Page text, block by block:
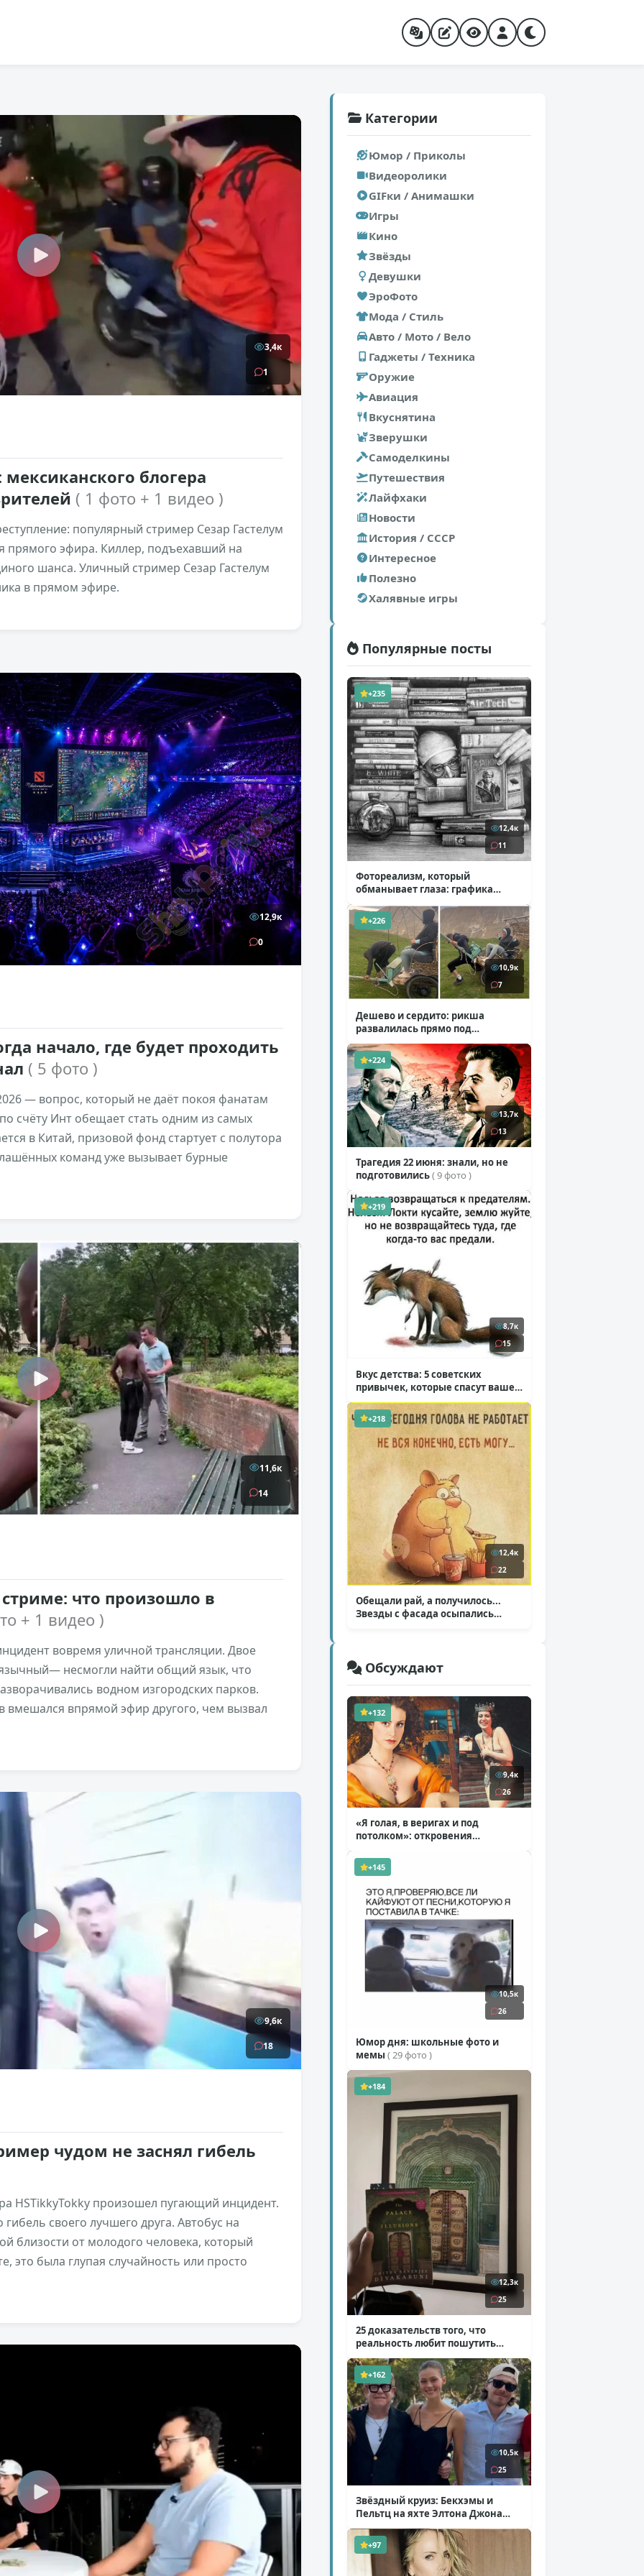
3,4к
1
блогера
( 1 фото + 1 видео )
популярный стример Сезар Гастелум
прямого эфира. Киллер, подъехавший на
шанса. Уличный стример Сезар Гастелум
в прямом эфире.
12,9к
0
начало, где будет проходить
( 5 фото )
— вопрос, который не даёт покоя фанатам
счёту Инт обещает стать одним из самых
в Китай, призовой фонд стартует с полутора
команд уже вызывает бурные
11,6к
14
что произошло в
+ 1 видео )
вовремя уличной трансляции. Двое
несмогли найти общий язык, что
водном изгородских парков.
вмешался впрямой эфир другого, чем вызвал
9,6к
18
чудом не заснял гибель
HSTikkyTokky произошел пугающий инцидент.
своего лучшего друга. Автобус на
близости от молодого человека, который
это была глупая случайность или просто
Категории
Юмор / Приколы
Видеоролики
GIFки / Анимашки
Игры
Кино
Звёзды
Девушки
ЭроФото
Мода / Стиль
Авто / Мото / Вело
Гаджеты / Техника
Оружие
Авиация
Вкуснятина
Зверушки
Самоделкины
Путешествия
Лайфхаки
Новости
История / СССР
Интересное
Полезно
Халявные игры
Популярные посты
+235
12,4к
11
Фотореализм, который
обманывает глаза: графика
+226
10,9к
7
Дешево и сердито: рикша
развалилась прямо под
туристкой( 1 фото + 1 видео )
+224
13,7к
13
Трагедия 22 июня: знали, но не
подготовились( 9 фото )
+219
8,7к
15
Вкус детства: 5 советских
привычек, которые спасут ваше
здоровье( 2 фото )
+218
12,4к
22
Обещали рай, а получилось...
Звезды с фасада осыпались
Обсуждают
+132
9,4к
26
«Я голая, в веригах и под
потолком»: откровения
( 11 фото )
+145
10,5к
26
Юмор дня: школьные фото и
мемы ( 29 фото )
+184
12,3к
25
25 доказательств того, что
реальность любит пошутить
( 25 фото )
+162
10,5к
25
Звёздный круиз: Бекхэмы и
Пельтц на яхте Элтона Джона
( 12 фото )
+97